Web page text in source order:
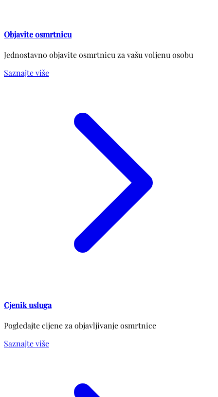
Objavite osmrtnicu
Jednostavno objavite osmrtnicu za vašu voljenu osobu
Saznajte više
Cjenik usluga
Pogledajte cijene za objavljivanje osmrtnice
Saznajte više